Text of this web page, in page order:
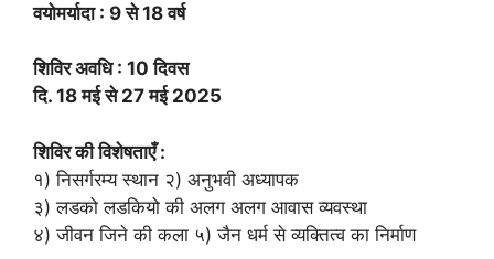
वयोमर्यादा : 9 से 18 वर्ष
शिविर अवधि : 10 दिवस
दि. 18 मई से 27 मई 2025
शिविर की विशेषताएँ :
१) निसर्गरम्य स्थान २) अनुभवी अध्यापक
३) लडको लडकियो की अलग अलग आवास व्यवस्था
४) जीवन जिने की कला ५) जैन धर्म से व्यक्तित्व का निर्माण